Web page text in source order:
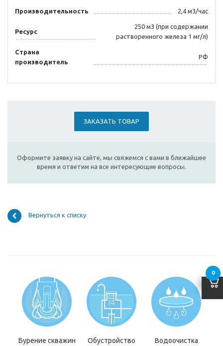
Производительность 2,4 м3/час
Ресурс
250 м3 (при содержании
растворенного железа 1 мг/л)
Страна
производитель
РФ
ЗАКАЗАТЬ ТОВАР
Оформите заявку на сайте, мы свяжемся с вами в ближайшее
время и ответим на все интересующие вопросы.
Вернуться к списку
Бурение скважин
Обустройство
Водоочистка
0